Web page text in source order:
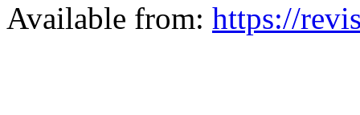
Available from: https://